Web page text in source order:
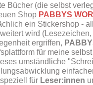
Bücher (die selbst
Shop PABBYS
ein Stickershop -
wird
ergriffen,
für meine
umständliche
für Leser:innen